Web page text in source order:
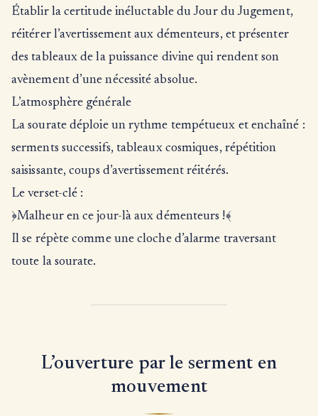
Établir la certitude inéluctable du Jour du Jugement,
réitérer l’avertissement aux démenteurs, et présenter
des tableaux de la puissance divine qui rendent son
avènement d’une nécessité absolue.
L’atmosphère générale
La sourate déploie un rythme tempétueux et enchaîné :
serments successifs, tableaux cosmiques, répétition
saisissante, coups d’avertissement réitérés.
Le verset-clé :
﴿Malheur en ce jour-là aux démenteurs !﴾
Il se répète comme une cloche d’alarme traversant
toute la sourate.
L’ouverture par le serment en
mouvement